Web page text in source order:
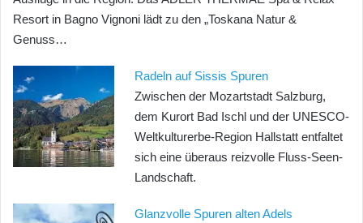
Resort in Bagno Vignoni lädt zu den „Toskana Natur &
Genuss…
Radeln auf Sissis Spuren
Zwischen der Mozartstadt Salzburg,
dem Kurort Bad Ischl und der UNESCO-
Weltkulturerbe-Region Hallstatt entfaltet
sich eine überaus reizvolle Fluss-Seen-
Landschaft.
Glanzvolle Spuren alten Adels